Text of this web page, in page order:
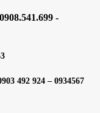
-
492 924 – 0934567